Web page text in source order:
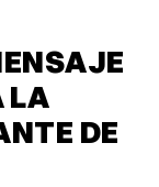
LA
DE